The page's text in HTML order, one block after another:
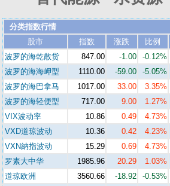
分类指数行情
股市
指数 涨跌 比例
波罗的海乾散货
847.00 -1.00 -0.12%
波罗的海海岬型
1110.00 -59.00 -5.05%
波罗的海巴拿马
1017.00 33.00 3.35%
波罗的海轻便型
717.00 9.00 1.27%
VIX波动率
10.86 0.49 4.73%
VXD道琼波动
10.36 0.42 4.23%
VXN納指波动
15.29 0.69 4.73%
罗素大中华
1985.96 20.29 1.03%
道琼欧洲
3560.66 -18.92 -0.53%